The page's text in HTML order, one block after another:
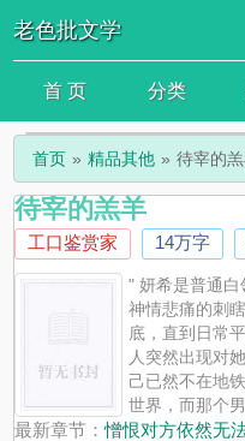
老色批文学
首 页 分类
首页 精品其他 待宰的
待宰的羔羊
工口鉴赏家 14万字
" 妍希是普通白
神情悲痛的刺
底，直到日常
人突然出现对
己已然不在地
世界，而那个
将游戏开始，是等着被吃还是
最新章节：憎恨对方依然无